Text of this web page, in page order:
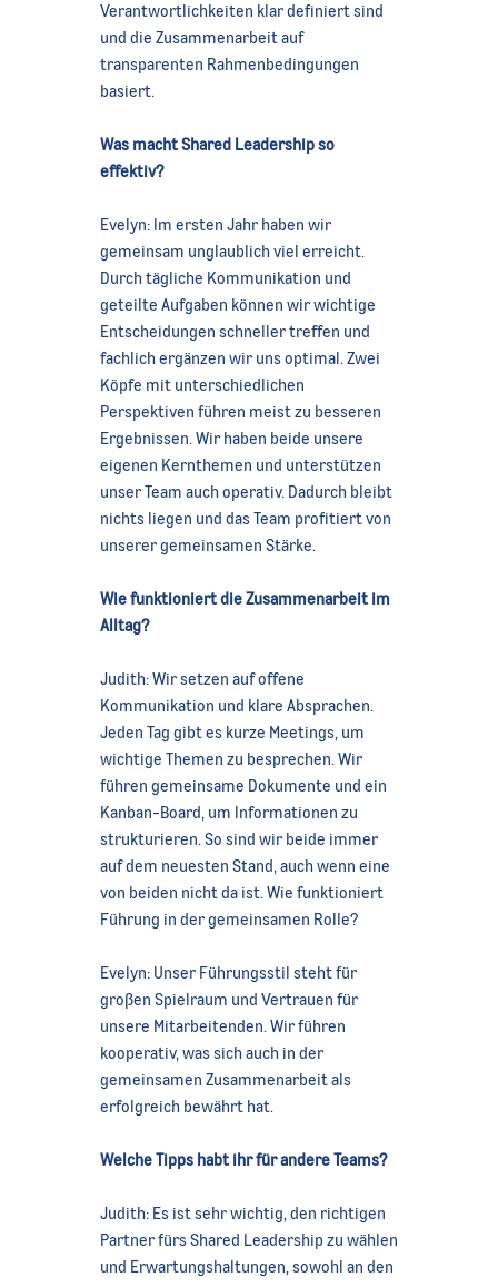
Verantwortlichkeiten klar definiert sind
und die Zusammenarbeit auf
transparenten Rahmenbedingungen
basiert.
Was macht Shared Leadership so
effektiv?
Evelyn: Im ersten Jahr haben wir
gemeinsam unglaublich viel erreicht.
Durch tägliche Kommunikation und
geteilte Aufgaben können wir wichtige
Entscheidungen schneller treffen und
fachlich ergänzen wir uns optimal. Zwei
Köpfe mit unterschiedlichen
Perspektiven führen meist zu besseren
Ergebnissen. Wir haben beide unsere
eigenen Kernthemen und unterstützen
unser Team auch operativ. Dadurch bleibt
nichts liegen und das Team profitiert von
unserer gemeinsamen Stärke.
Wie funktioniert die Zusammenarbeit im
Alltag?
Judith: Wir setzen auf offene
Kommunikation und klare Absprachen.
Jeden Tag gibt es kurze Meetings, um
wichtige Themen zu besprechen. Wir
führen gemeinsame Dokumente und ein
Kanban-Board, um Informationen zu
strukturieren. So sind wir beide immer
auf dem neuesten Stand, auch wenn eine
von beiden nicht da ist. Wie funktioniert
Führung in der gemeinsamen Rolle?
Evelyn: Unser Führungsstil steht für
großen Spielraum und Vertrauen für
unsere Mitarbeitenden. Wir führen
kooperativ, was sich auch in der
gemeinsamen Zusammenarbeit als
erfolgreich bewährt hat.
Welche Tipps habt ihr für andere Teams?
Judith: Es ist sehr wichtig, den richtigen
Partner fürs Shared Leadership zu wählen
und Erwartungshaltungen, sowohl an den